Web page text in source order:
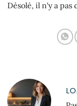
Désolé, il n'y a